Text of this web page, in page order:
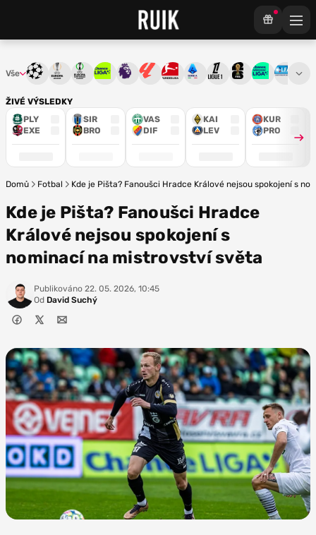
ŽIVÉ VÝSLEDKY
PLY
EXE
SIR
BRO
VAS
DIF
KAI
LEV
KUR
PRO
Vše Liga mistrůEvropská liga
Konferenční liga
Chance ligaPremier League
La LigaBundesliga
Serie ALigue 1Mistrovství světa
Chance3. ČFL
Domů Fotbal Kde je Pišta? Fanoušci Hradce Králové nejsou spokojení s
Kde je Pišta? Fanoušci Hradce
Králové nejsou spokojení s
nominací na mistrovství světa
Publikováno 22. 05. 2026, 10:45
Od David Suchý